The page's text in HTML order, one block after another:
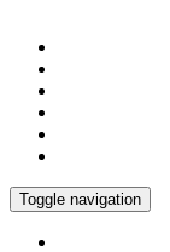
Toggle navigation